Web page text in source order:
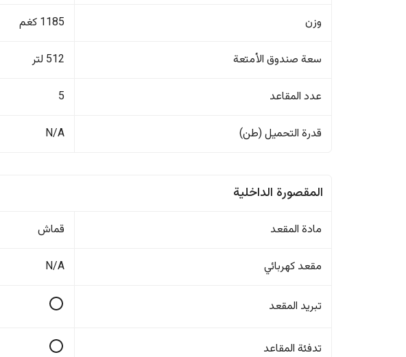
وزن 1185 كغم
سعة صندوق الأمتعة 512 لتر
عدد المقاعد 5
قدرة التحميل (طن) N/A
المقصورة الداخلية
مادة المقعد قماش
مقعد كهربائي N/A
تبريد المقعد
تدفئة المقاعد